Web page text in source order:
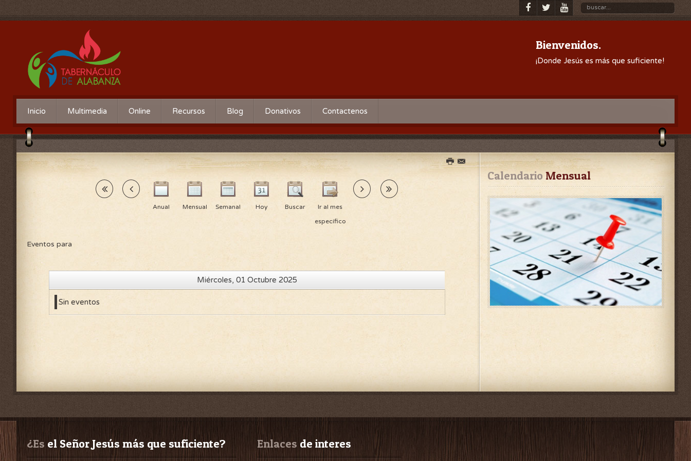
Bienvenidos.
¡Donde Jesús es más que suficiente!
Inicio Multimedia Online Recursos Blog Donativos Contactenos
Anual Mensual Semanal Hoy Buscar
Ir al mes
específico
Eventos para
Miércoles, 01 Octubre 2025
Sin eventos
Calendario Mensual
¿Es el Señor Jesús más que suficiente? Enlaces de interes